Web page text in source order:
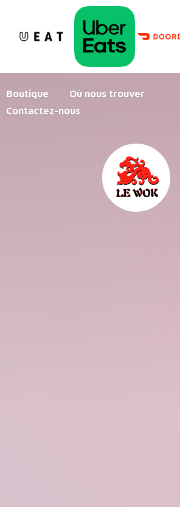
Boutique
Où nous trouver
Contactez-nous